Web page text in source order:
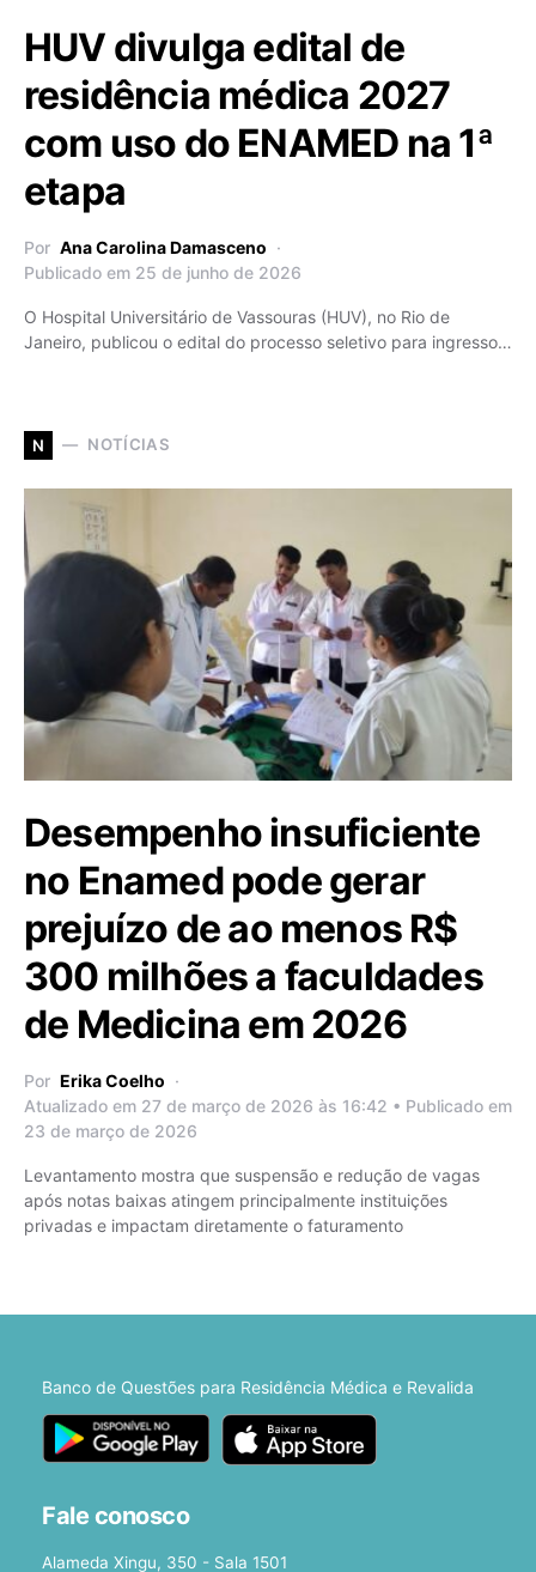
HUV divulga edital de
residência médica 2027
com uso do ENAMED na 1ª
etapa
Por Ana Carolina Damasceno
Publicado em 25 de junho de 2026
O Hospital Universitário de Vassouras (HUV), no Rio de
Janeiro, publicou o edital do processo seletivo para ingresso…
N NOTÍCIAS
Desempenho insuficiente
no Enamed pode gerar
prejuízo de ao menos R$
300 milhões a faculdades
de Medicina em 2026
Por Erika Coelho
Atualizado em 27 de março de 2026 às 16:42 • Publicado em
23 de março de 2026
Levantamento mostra que suspensão e redução de vagas
após notas baixas atingem principalmente instituições
privadas e impactam diretamente o faturamento
Banco de Questões para Residência Médica e Revalida
Fale conosco
Alameda Xingu, 350 - Sala 1501